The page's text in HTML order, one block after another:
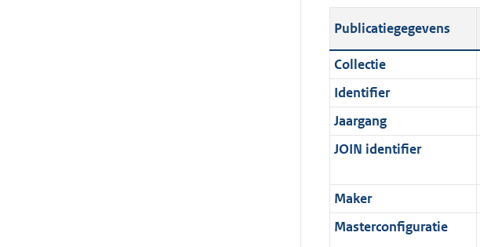
l
i
c
a
t
i
i
n
f
o
t
t
e
:
1
3
b
b
l
i
c
a
t
e
i
n
o
o
t
t
e
:
n
e
Publicatiegegevens
Collectie
Identifier
Jaargang
JOIN identifier
Maker
Masterconfiguratie